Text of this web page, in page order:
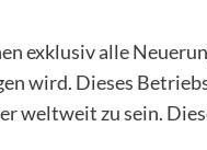
exklusiv alle
wird. Dieses
weltweit zu sein.